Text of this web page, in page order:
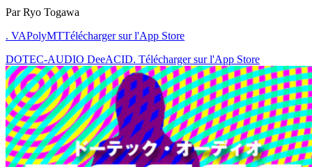
Par Ryo Togawa
. VAPolyMTTélécharger sur l'App Store
DOTEC-AUDIO DeeACID. Télécharger sur l'App Store